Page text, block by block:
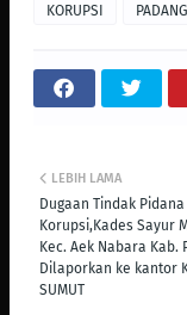
KORUPSI
LEBIH LAMA
Dugaan Tindak Pidana
Korupsi,Kades Sayur
Kec. Aek Nabara Kab.
Dilaporkan ke kantor
SUMUT